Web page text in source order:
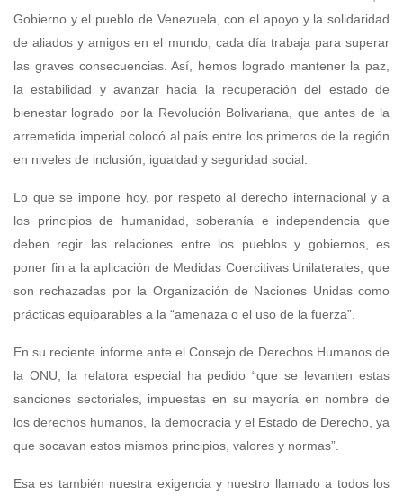
Gobierno y el pueblo de Venezuela, con el apoyo y la solidaridad
de aliados y amigos en el mundo, cada día trabaja para superar
las graves consecuencias. Así, hemos logrado mantener la paz,
la estabilidad y avanzar hacia la recuperación del estado de
bienestar logrado por la Revolución Bolivariana, que antes de la
arremetida imperial colocó al país entre los primeros de la región
en niveles de inclusión, igualdad y seguridad social.
Lo que se impone hoy, por respeto al derecho internacional y a
los principios de humanidad, soberanía e independencia que
deben regir las relaciones entre los pueblos y gobiernos, es
poner fin a la aplicación de Medidas Coercitivas Unilaterales, que
son rechazadas por la Organización de Naciones Unidas como
prácticas equiparables a la “amenaza o el uso de la fuerza”.
En su reciente informe ante el Consejo de Derechos Humanos de
la ONU, la relatora especial ha pedido “que se levanten estas
sanciones sectoriales, impuestas en su mayoría en nombre de
los derechos humanos, la democracia y el Estado de Derecho, ya
que socavan estos mismos principios, valores y normas”.
Esa es también nuestra exigencia y nuestro llamado a todos los